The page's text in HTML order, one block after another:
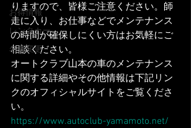
お得情報
レンタカー
名義変更
りますので、皆様ご注意ください。師
走に入り、お仕事などでメンテナンス
の時間が確保しにくい方はお気軽にご
相談ください。
オートクラブ山本の車のメンテナンス
に関する詳細やその他情報は下記リン
クのオフィシャルサイトをご覧くださ
い。
https://www.autoclub-yamamoto.net/